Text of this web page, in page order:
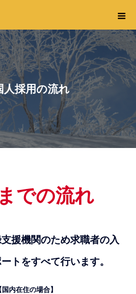
人採用の流れ
での流れ
援機関のため求職者の入
トをすべて行います。
国内在住の場合】